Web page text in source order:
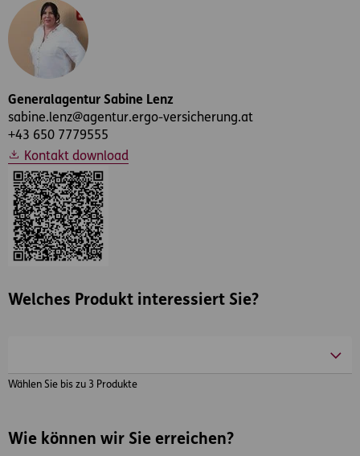
Generalagentur Sabine Lenz
sabine.lenz@agentur.ergo-versicherung.at
+43 650 7779555
Kontakt download
Welches Produkt interessiert Sie?
Wählen Sie bis zu 3 Produkte
Wie können wir Sie erreichen?